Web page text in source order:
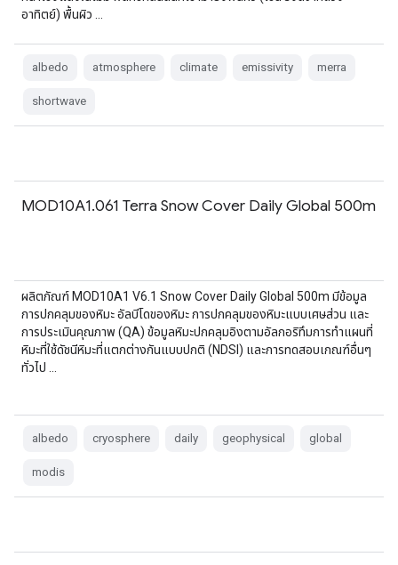
อาทิตย์) พื้นผิว …
albedo atmosphere climate emissivity merra
shortwave
MOD10A1.061 Terra Snow Cover Daily Global 500m
ผลิตภัณฑ์ MOD10A1 V6.1 Snow Cover Daily Global 500m มีข้อมูล
การปกคลุมของหิมะ อัลบีโดของหิมะ การปกคลุมของหิมะแบบเศษส่วน และ
การประเมินคุณภาพ (QA) ข้อมูลหิมะปกคลุมอิงตามอัลกอริทึมการทำแผนที่
หิมะที่ใช้ดัชนีหิมะที่แตกต่างกันแบบปกติ (NDSI) และการทดสอบเกณฑ์อื่นๆ
ทั่วไป …
albedo cryosphere daily geophysical global
modis